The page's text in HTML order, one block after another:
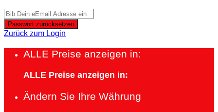
Passwort zurücksetzen
Zurück zum Login
ALLE Preise anzeigen in:
ALLE Preise anzeigen in:
Ändern Sie Ihre Währung